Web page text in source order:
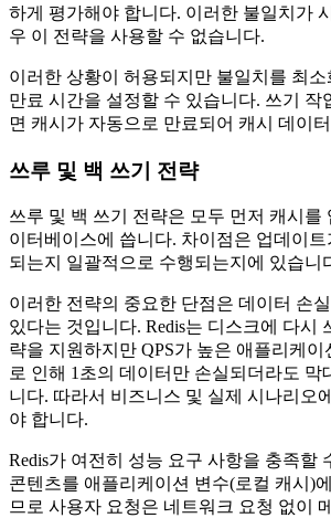
하게 평가해야 합니다. 이러한 불일치가
우 이 전략을 사용할 수 없습니다.
이러한 상황이 허용되지만 불일치를 최소
만료 시간을 설정할 수 있습니다. 쓰기 작
면 캐시가 자동으로 만료되어 캐시 데이
쓰루 및 백 쓰기 전략
쓰루 및 백 쓰기 전략은 모두 먼저 캐시를
이터베이스에 씁니다. 차이점은 업데이
되는지 일괄적으로 수행되는지에 있습니
이러한 전략의 중요한 단점은 데이터 손
있다는 것입니다. Redis는 디스크에 다시
략을 지원하지만 QPS가 높은 애플리케
로 인해 1초의 데이터만 손실되더라도 막
니다. 따라서 비즈니스 및 실제 시나리오
야 합니다.
Redis가 여전히 성능 요구 사항을 충족할
콘텐츠를 애플리케이션 변수(로컬 캐시)
므로 사용자 요청은 네트워크 요청 없이